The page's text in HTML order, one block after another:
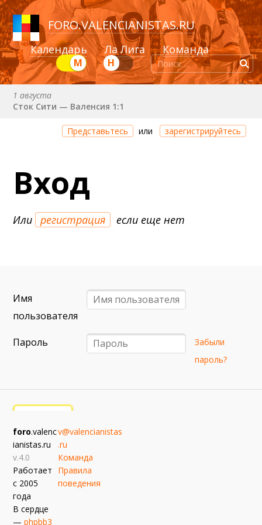
FORO.VALENCIANISTAS.RU
Календарь Ла Лига Команда
Н
М
1 августа
Сток Сити — Валенсия 1:1
Через 1 день 5 часов 9 минут
Валенсия — Ньюкасл
Валенсия — Сельта
25 августа (вт) в 21:00 (исп)
30 августа (вс) в 19:30 (исп)
примерно 13 сентября
Севилья — Валенсия
примерно 16 сентября
Алавес — Валенсия
Расинг — Валенсия
примерно 18 октября
Валенсия — Атлетик
Представьтесь или зарегистрируйтесь
Вход
Или регистрация если еще нет
Имя
пользователя
Пароль
Забыли
пароль?
foro.valenc
ianistas.ru
v.4.0
Работает
с 2005
года
В сердце
—phpbb3
v@valencianistas
.ru
Команда
Правила
поведения